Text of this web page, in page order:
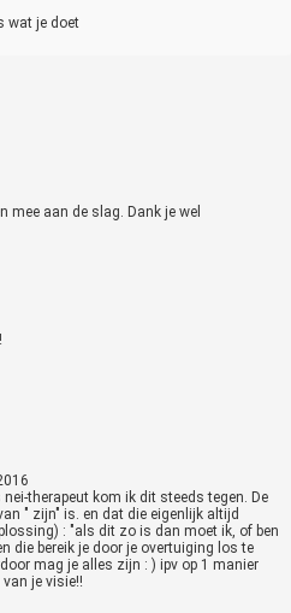
wat je doet
mee aan de slag. Dank je wel
therapeut kom ik dit steeds tegen. De
" zijn" is. en dat die eigenlijk altijd
: "als dit zo is dan moet ik, of ben
die bereik je door je overtuiging los te
mag je alles zijn : ) ipv op 1 manier
je visie!!